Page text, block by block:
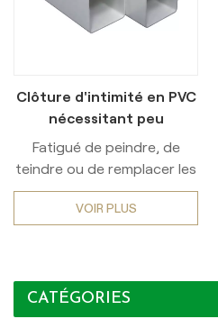
Clôture d'intimité en PVC
nécessitant peu
d'entretien pour
l'extérieur
Fatigué de peindre, de
teindre ou de remplacer les
clôtures en bois pourries ?
Découvrez la beauté
pour une durabilité
exceptionnelle, notre
VOIR PLUS
CATÉGORIES